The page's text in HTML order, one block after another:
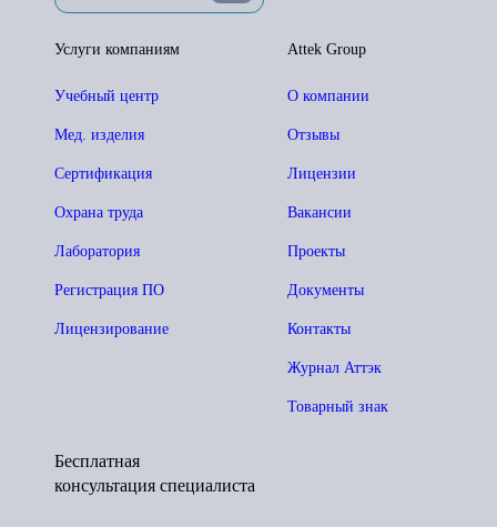
Attek Group
О компании
Отзывы
Лицензии
Вакансии
Проекты
Документы
Контакты
Журнал Аттэк
Товарный знак
Услуги компаниям
Учебный центр
Мед. изделия
Сертификация
Охрана труда
Лаборатория
Регистрация ПО
Лицензирование
Бесплатная
консультация специалиста